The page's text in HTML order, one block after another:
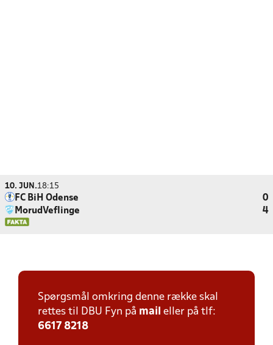
10. JUN.18:15
FC BiH Odense
0
MorudVeflinge
4
Spørgsmål omkring denne række skal
rettes til DBU Fyn på mail eller på tlf:
6617 8218